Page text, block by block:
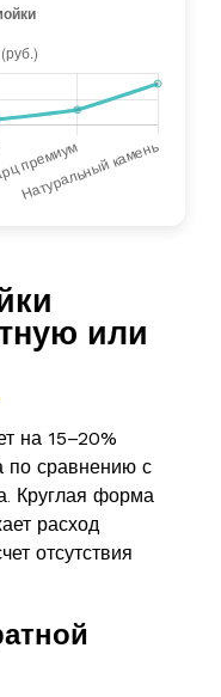
или
на 15–20%
по сравнению с
Круглая форма
расход
отсутствия